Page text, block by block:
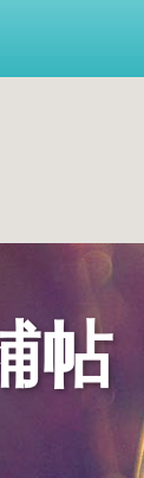
帖